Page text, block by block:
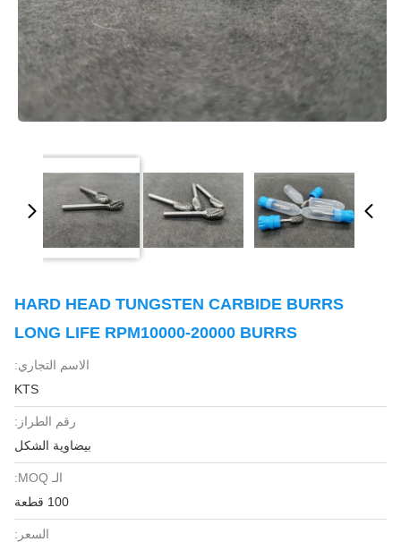
HARD HEAD TUNGSTEN CARBIDE BURRS
LONG LIFE RPM10000-20000 BURRS
الاسم التجاري:
KTS
رقم الطراز:
بيضاوية الشكل
الـ MOQ:
100 قطعة
السعر: